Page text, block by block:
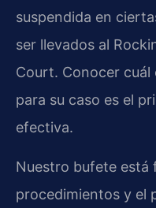
suspendida en
ser llevados al
Court. Conocer cuál
para su caso es el
efectiva.
Nuestro bufete está
procedimientos y el